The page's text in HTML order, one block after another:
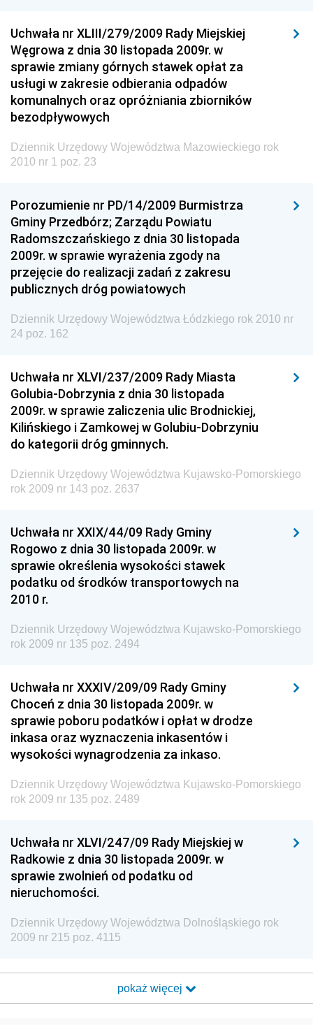
Rzeczypospolitej Polskiej
Dziennik Urzędowy Generalnej Dyrekcji Dróg
Krajowych i Autostrad
Dziennik Urzędowy Ministra Środowiska
Dziennik Urzędowy Ministra Administracji i Cyfryzacji
Dziennik Urzędowy Ministra Edukacji
Dziennik Urzędowy Ministra Nauki
Dziennik Urzędowy Ministra Finansów i Gospodarki
Dziennik Urzędowy Ministra do Spraw Unii
Europejskiej
Dziennik Urzędowy Agencji Wywiadu
Uchwała nr XLIII/279/2009 Rady Miejskiej
Węgrowa z dnia 30 listopada 2009r. w
sprawie zmiany górnych stawek opłat za
usługi w zakresie odbierania odpadów
komunalnych oraz opróżniania zbiorników
bezodpływowych
Dziennik Urzędowy Województwa Mazowieckiego rok
2010 nr 1 poz. 23
Porozumienie nr PD/14/2009 Burmistrza
Gminy Przedbórz; Zarządu Powiatu
Radomszczańskiego z dnia 30 listopada
2009r. w sprawie wyrażenia zgody na
przejęcie do realizacji zadań z zakresu
publicznych dróg powiatowych
Dziennik Urzędowy Województwa Łódzkiego rok 2010 nr
24 poz. 162
Uchwała nr XLVI/237/2009 Rady Miasta
Golubia-Dobrzynia z dnia 30 listopada
2009r. w sprawie zaliczenia ulic Brodnickiej,
Kilińskiego i Zamkowej w Golubiu-Dobrzyniu
do kategorii dróg gminnych.
Dziennik Urzędowy Województwa Kujawsko-Pomorskiego
rok 2009 nr 143 poz. 2637
Uchwała nr XXIX/44/09 Rady Gminy
Rogowo z dnia 30 listopada 2009r. w
sprawie określenia wysokości stawek
podatku od środków transportowych na
2010 r.
Dziennik Urzędowy Województwa Kujawsko-Pomorskiego
rok 2009 nr 135 poz. 2494
Uchwała nr XXXIV/209/09 Rady Gminy
Choceń z dnia 30 listopada 2009r. w
sprawie poboru podatków i opłat w drodze
inkasa oraz wyznaczenia inkasentów i
wysokości wynagrodzenia za inkaso.
Dziennik Urzędowy Województwa Kujawsko-Pomorskiego
rok 2009 nr 135 poz. 2489
Uchwała nr XLVI/247/09 Rady Miejskiej w
Radkowie z dnia 30 listopada 2009r. w
sprawie zwolnień od podatku od
nieruchomości.
Dziennik Urzędowy Województwa Dolnośląskiego rok
2009 nr 215 poz. 4115
pokaż więcej